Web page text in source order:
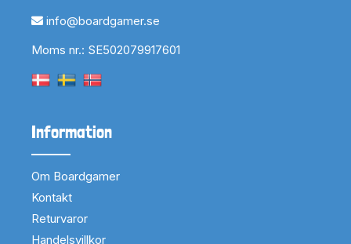
info@boardgamer.se
Moms nr.: SE502079917601
Information
Om Boardgamer
Kontakt
Returvaror
Handelsvillkor